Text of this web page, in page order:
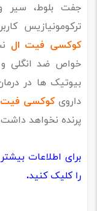
جفت بلوط، سیر
ترکومونیازیس
کوکسی فیت ال
خواص ضد انگلی و
بیوتیک ها در
داروی کوکسی فیت
پرنده نخواهد
برای اطلاعات
را کلیک کنید.